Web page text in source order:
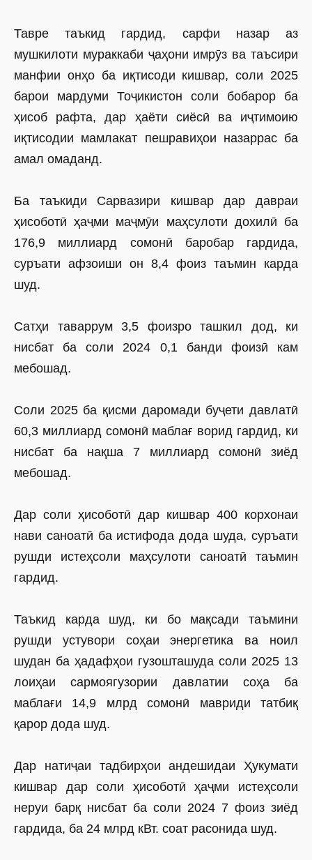
Тавре таъкид гардид, сарфи назар аз
мушкилоти мураккаби ҷаҳони имрӯз ва таъсири
манфии онҳо ба иқтисоди кишвар, соли 2025
барои мардуми Тоҷикистон соли бобарор ба
ҳисоб рафта, дар ҳаёти сиёсӣ ва иҷтимоию
иқтисодии мамлакат пешравиҳои назаррас ба
амал омаданд.
Ба таъкиди Сарвазири кишвар дар давраи
ҳисоботӣ ҳаҷми маҷмӯи маҳсулоти дохилӣ ба
176,9 миллиард сомонӣ баробар гардида,
суръати афзоиши он 8,4 фоиз таъмин карда
шуд.
Сатҳи таваррум 3,5 фоизро ташкил дод, ки
нисбат ба соли 2024 0,1 банди фоизӣ кам
мебошад.
Соли 2025 ба қисми даромади буҷети давлатӣ
60,3 миллиард сомонӣ маблағ ворид гардид, ки
нисбат ба нақша 7 миллиард сомонӣ зиёд
мебошад.
Дар соли ҳисоботӣ дар кишвар 400 корхонаи
нави саноатӣ ба истифода дода шуда, суръати
рушди истеҳсоли маҳсулоти саноатӣ таъмин
гардид.
Таъкид карда шуд, ки бо мақсади таъмини
рушди устувори соҳаи энергетика ва ноил
шудан ба ҳадафҳои гузошташуда соли 2025 13
лоиҳаи сармоягузории давлатии соҳа ба
маблағи 14,9 млрд сомонӣ мавриди татбиқ
қарор дода шуд.
Дар натиҷаи тадбирҳои андешидаи Ҳукумати
кишвар дар соли ҳисоботӣ ҳаҷми истеҳсоли
неруи барқ нисбат ба соли 2024 7 фоиз зиёд
гардида, ба 24 млрд кВт. соат расонида шуд.